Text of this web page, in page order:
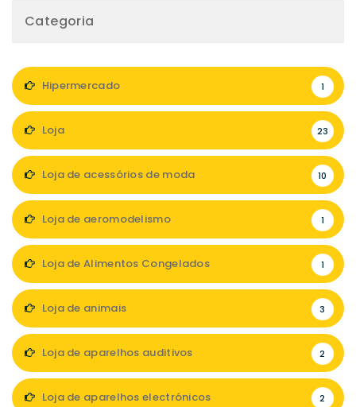
Categoria
Hipermercado 1
Loja 23
Loja de acessórios de moda 10
Loja de aeromodelismo 1
Loja de Alimentos Congelados 1
Loja de animais 3
Loja de aparelhos auditivos 2
Loja de aparelhos electrónicos 2